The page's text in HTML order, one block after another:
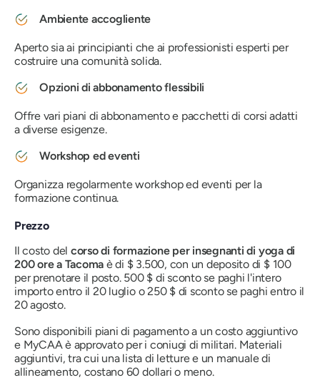
Ambiente accogliente
Aperto sia ai principianti che ai professionisti esperti per
costruire una comunità solida.
Opzioni di abbonamento flessibili
Offre vari piani di abbonamento e pacchetti di corsi adatti
a diverse esigenze.
Workshop ed eventi
Organizza regolarmente workshop ed eventi per la
formazione continua.
Prezzo
Il costo del corso di formazione per insegnanti di yoga di
200 ore a Tacoma è di $ 3.500, con un deposito di $ 100
per prenotare il posto. 500 $ di sconto se paghi l'intero
importo entro il 20 luglio o 250 $ di sconto se paghi entro il
20 agosto.
Sono disponibili piani di pagamento a un costo aggiuntivo
e MyCAA è approvato per i coniugi di militari. Materiali
aggiuntivi, tra cui una lista di letture e un manuale di
allineamento, costano 60 dollari o meno.